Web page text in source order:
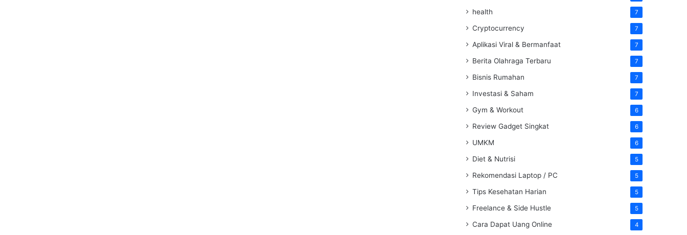
health 7
Cryptocurrency 7
Aplikasi Viral & Bermanfaat 7
Berita Olahraga Terbaru 7
Bisnis Rumahan 7
Investasi & Saham 7
Gym & Workout 6
Review Gadget Singkat 6
UMKM 6
Diet & Nutrisi 5
Rekomendasi Laptop / PC 5
Tips Kesehatan Harian 5
Freelance & Side Hustle 5
Cara Dapat Uang Online 4